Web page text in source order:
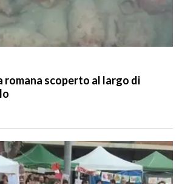
romana scoperto al largo di